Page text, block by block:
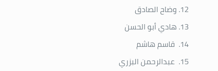
وضاح الصادق
هادي أبو الحسن
قاسم هاشم
عبدالرحمن البزري